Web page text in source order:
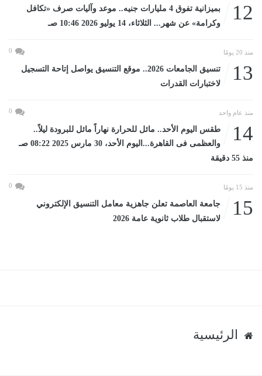
12
بميزانية تفوق 4 مليارات جنيه.. موعد وآليات صرف «تكافل
وكرامة» عن شهر... الثلاثاء، 14 يوليو 2026 10:46 صـ
منذ 20 يومًا 0
13
تنسيق الجامعات 2026.. موقع التنسيق يواصل إتاحة التسجيل
لاختبارات القدرات
منذ عام واحد 0
14
طقس اليوم الأحد.. مائل للحرارة نهاراً مائل للبرودة ليلاً..
والعظمى فى القاهرة...اليوم الأحد، 30 مارس 2025 08:22 صـ
منذ 55 دقيقة
منذ 15 يومًا 0
15
جامعة العاصمة تعلن جاهزية معامل التنسيق الإلكتروني
لاستقبال طلاب ثانوية عامة 2026
الرئيسية